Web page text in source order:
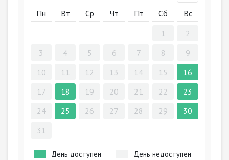
Пн
Вт Ср Чт Пт Сб
Вс
1
2
3
4 5 6 7 8
9
10
11 12 13 14 15
16
17
18 19 20 21 22
23
24
25 26 27 28 29
30
31
День доступен День недоступен